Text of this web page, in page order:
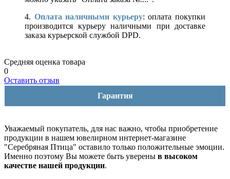
4. Оплата наличными курьеру: оплата покупки
производится курьеру наличными при доставке
заказа курьерской службой DPD.
Средняя оценка товара
0
Оставить отзыв
Гарантия
Уважаемый покупатель, для нас важно, чтобы приобретение
продукции в нашем ювелирном интернет-магазине
"Серебряная Птица" оставило только положительные эмоции.
Именно поэтому Вы можете быть уверены в высоком
качестве нашей продукции.